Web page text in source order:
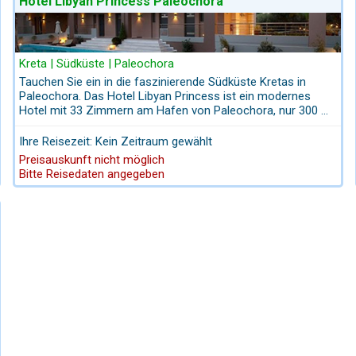
. Von Paleochora bestehen regelmäßige Verbindungen nach
Weißen Berge – steil aufragende Felsen, tief eingeschnittene
– ideal kombinierbar mit einem Tag in Sougia. Hin geht
, die an Paleochoras strategische Bedeutung erinnert. Von
– mit Flug, handverlesenen Unterkünften, personalisierter
entspannte Tavernen-Atmosphäre und
Kategorie B, Polo-Größe, ist
Tipps für Kretas Südküste.
Kreta | Südküste | Paleochora
Tauchen Sie ein in die faszinierende Südküste Kretas in
Paleochora. Das Hotel Libyan Princess ist ein modernes
Hotel mit 33 Zimmern am Hafen von Paleochora, nur 300 m
der malerischen Südküstenstadt Paleochora. Wir paketieren
Ihre Pauschalreise nach Paleochora, einschließlich Flügen,
Mietwagen oder privatem Flughafentransfer und privaten
Bootstouren von / nach Paleochora.
Ihre Reisezeit: Kein Zeitraum gewählt
Preisauskunft nicht möglich
Bitte Reisedaten angegeben